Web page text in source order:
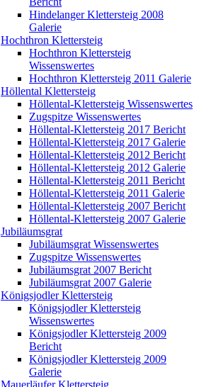
Hindelanger Klettersteig 2008
Galerie
Hochthron Klettersteig
Hochthron Klettersteig
Wissenswertes
Hochthron Klettersteig 2011 Galerie
Höllental Klettersteig
Höllental-Klettersteig Wissenswertes
Zugspitze Wissenswertes
Höllental-Klettersteig 2017 Bericht
Höllental-Klettersteig 2017 Galerie
Höllental-Klettersteig 2012 Bericht
Höllental-Klettersteig 2012 Galerie
Höllental-Klettersteig 2011 Bericht
Höllental-Klettersteig 2011 Galerie
Höllental-Klettersteig 2007 Bericht
Höllental-Klettersteig 2007 Galerie
Jubiläumsgrat
Jubiläumsgrat Wissenswertes
Zugspitze Wissenswertes
Jubiläumsgrat 2007 Bericht
Jubiläumsgrat 2007 Galerie
Königsjodler Klettersteig
Königsjodler Klettersteig
Wissenswertes
Königsjodler Klettersteig 2009
Bericht
Königsjodler Klettersteig 2009
Galerie